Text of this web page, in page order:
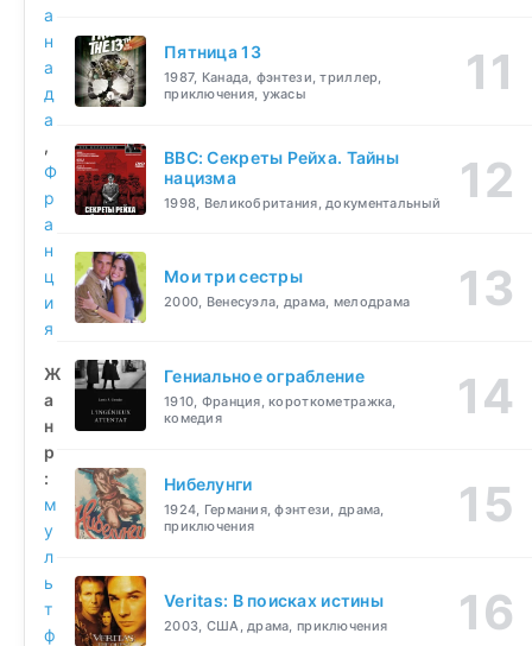
а
н
а
д
а
,
Ф
р
а
н
ц
и
я
Ж
а
н
р
:
м
у
л
ь
т
ф
Пятница 13
1987, Канада, фэнтези, триллер,
приключения, ужасы
BBC: Секреты Рейха. Тайны
нацизма
1998, Великобритания, документальный
Мои три сестры
2000, Венесуэла, драма, мелодрама
Гениальное ограбление
1910, Франция, короткометражка,
комедия
Нибелунги
1924, Германия, фэнтези, драма,
приключения
Veritas: В поисках истины
2003, США, драма, приключения